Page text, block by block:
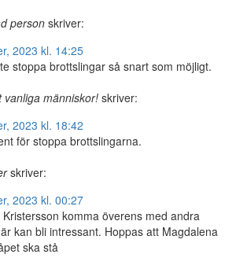
person skriver:
2023 kl. 14:25
stoppa brottslingar så snart som möjligt.
vanliga människor! skriver:
2023 kl. 18:42
för stoppa brottslingarna.
skriver:
2023 kl. 00:27
komma överens med andra
kan bli intressant. Hoppas att Magdalena
ska stå